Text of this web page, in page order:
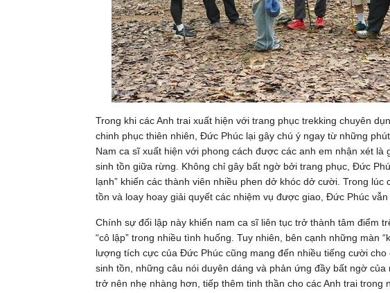
Trong khi các Anh trai xuất hiện với trang phục trekking chuyên
chinh phục thiên nhiên, Đức Phúc lại gây chú ý ngay từ những
Nam ca sĩ xuất hiện với phong cách được các anh em nhận xét
sinh tồn giữa rừng. Không chỉ gây bất ngờ bởi trang phục, Đức
lạnh” khiến các thành viên nhiều phen dở khóc dở cười. Trong lúc
tồn và loay hoay giải quyết các nhiệm vụ được giao, Đức Phúc
Chính sự đối lập này khiến nam ca sĩ liên tục trở thành tâm điểm
“cô lập” trong nhiều tình huống. Tuy nhiên, bên cạnh những màn
lượng tích cực của Đức Phúc cũng mang đến nhiều tiếng cười
sinh tồn, những câu nói duyên dáng và phản ứng đầy bất ngờ
trở nên nhẹ nhàng hơn, tiếp thêm tinh thần cho các Anh trai trong